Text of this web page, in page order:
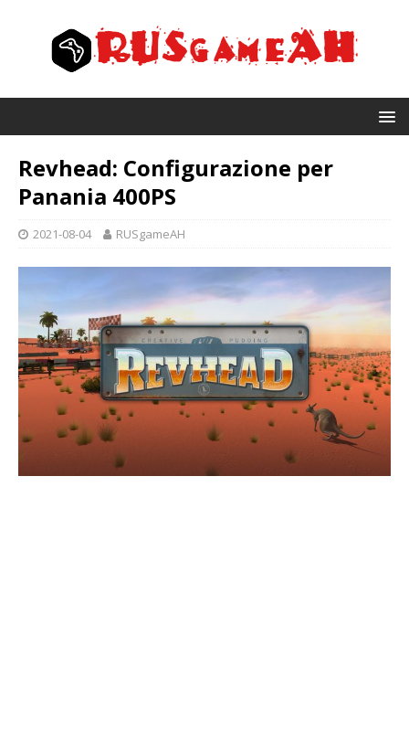
Revhead: Configurazione per
Panania 400PS
2021-08-04 RUSgameAH